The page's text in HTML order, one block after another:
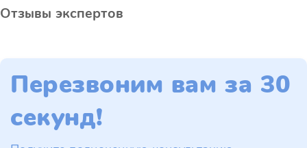
Отзывы экспертов
Перезвоним вам за 30
секунд!